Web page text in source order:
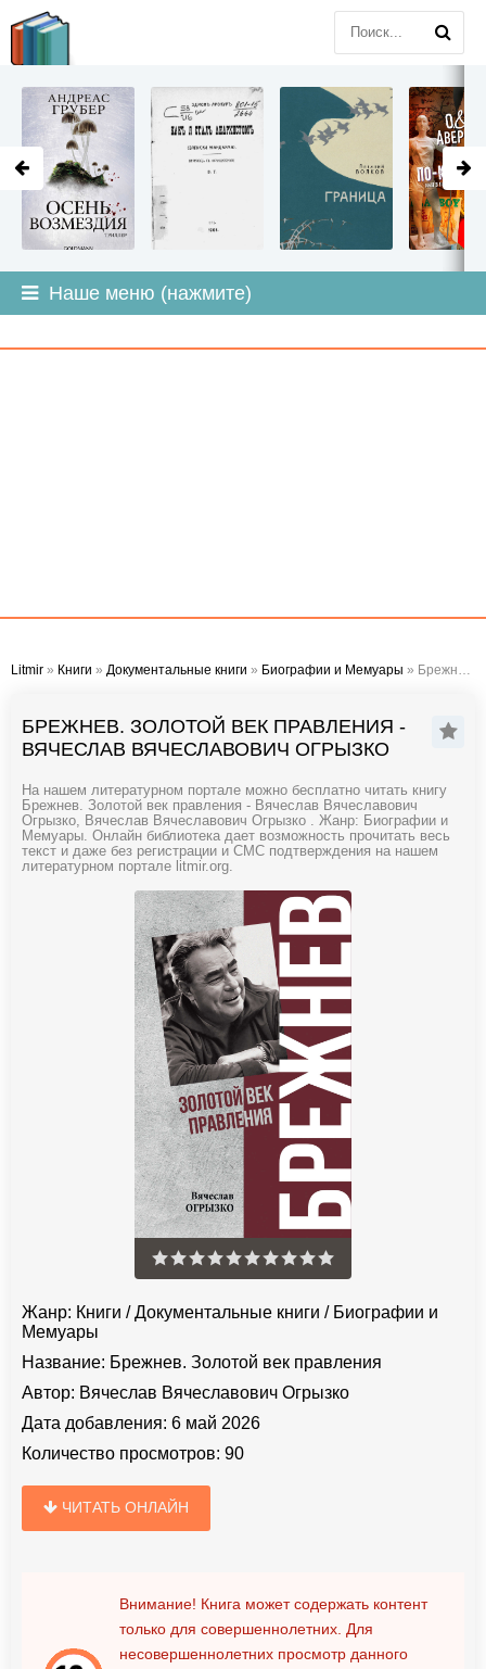
Наше меню (нажмите)
Litmir » Книги » Документальные книги » Биографии и Мемуары » Брежнев. Золотой век правления - Вячеслав Вячеславович Огрызко
БРЕЖНЕВ. ЗОЛОТОЙ ВЕК ПРАВЛЕНИЯ -
ВЯЧЕСЛАВ ВЯЧЕСЛАВОВИЧ ОГРЫЗКО
На нашем литературном портале можно бесплатно читать книгу
Брежнев. Золотой век правления - Вячеслав Вячеславович
Огрызко, Вячеслав Вячеславович Огрызко . Жанр: Биографии и
Мемуары. Онлайн библиотека дает возможность прочитать весь
текст и даже без регистрации и СМС подтверждения на нашем
литературном портале litmir.org.
Жанр: Книги /Документальные книги / Биографии и
Мемуары
Название: Брежнев. Золотой век правления
Автор: Вячеслав Вячеславович Огрызко
Дата добавления: 6 май 2026
Количество просмотров: 90
ЧИТАТЬ ОНЛАЙН
Внимание! Книга может содержать контент
только для совершеннолетних. Для
несовершеннолетних просмотр данного
LITMIR.ORG